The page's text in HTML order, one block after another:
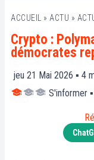
ACCUEIL » ACTU »
Crypto :
démocrates
jeu 21 Mai 2026 ▪ 4
S'informer ▪